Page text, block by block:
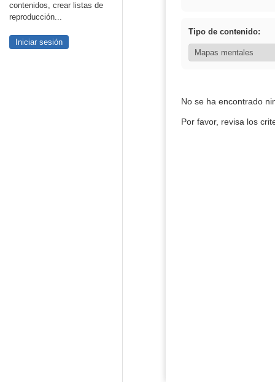
contenidos, crear listas de
reproducción...
Iniciar sesión
Tipo de contenido:
No se ha encontrado
Por favor, revisa los